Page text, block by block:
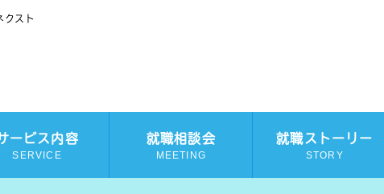
クスト
ービス内容
SERVICE
就職相談会
MEETING
就職ストーリー
STORY